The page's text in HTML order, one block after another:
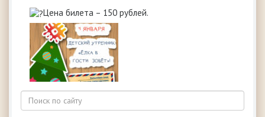
Цена билета – 150 рублей.